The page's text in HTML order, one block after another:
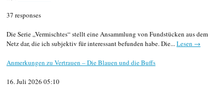
37 responses
Die Serie „Vermischtes“ stellt eine Ansammlung von Fundstücken aus dem
Netz dar, die ich subjektiv für interessant befunden habe. Die... Lesen →
Anmerkungen zu Vertrauen – Die Blauen und die Buffs
16. Juli 2026 05:10